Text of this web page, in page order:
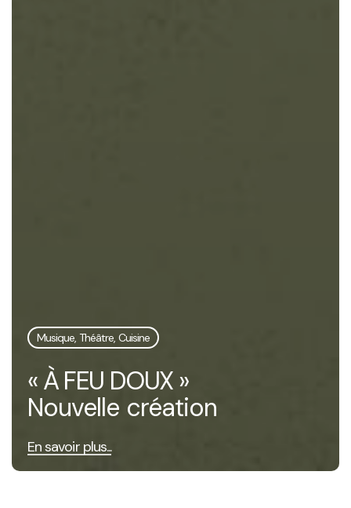
Musique, Théâtre, Cuisine
« À FEU DOUX »
Nouvelle création
En savoir plus...